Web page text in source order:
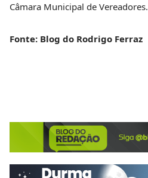
Câmara Municipal de Vereadores.
Fonte: Blog do Rodrigo Ferraz